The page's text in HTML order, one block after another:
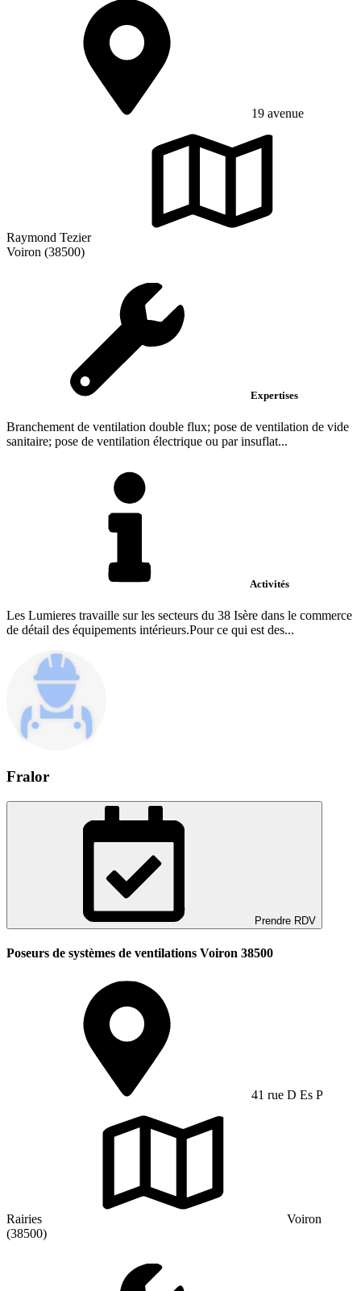
19 avenue
Raymond Tezier
Voiron (38500)
Expertises
Branchement de ventilation double flux; pose de ventilation de vide
sanitaire; pose de ventilation électrique ou par insuflat...
Activités
Les Lumieres travaille sur les secteurs du 38 Isère dans le commerce
de détail des équipements intérieurs.Pour ce qui est des...
Fralor
Prendre RDV
Poseurs de systèmes de ventilations Voiron 38500
41 rue D Es P
Rairies
Voiron
(38500)